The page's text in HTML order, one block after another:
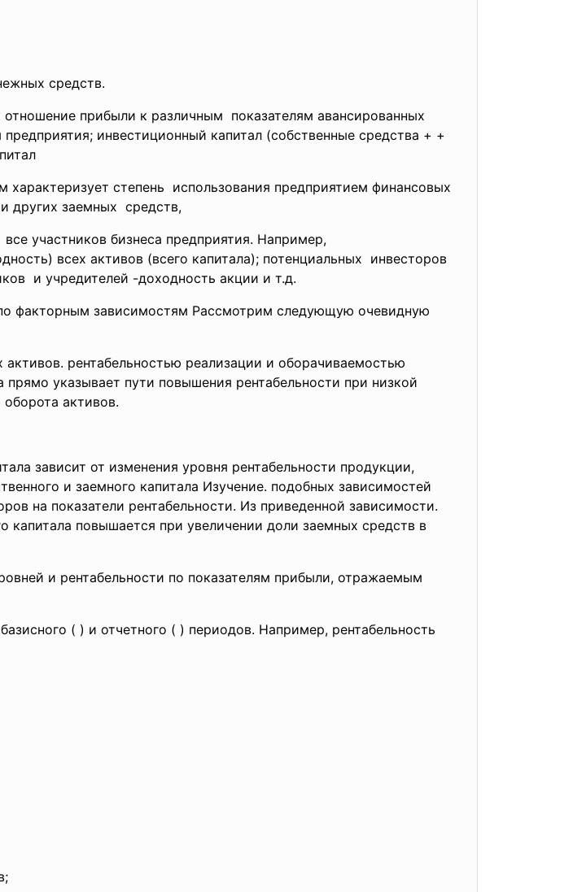
средств.
отношение прибыли к различным показателям авансированных
инвестиционный капитал (собственные средства + +
характеризует степень использования предприятием финансовых
других заемных средств,
участников бизнеса предприятия. Например,
всех активов (всего капитала); потенциальных инвесторов
и учредителей -доходность акции и т.д.
факторным зависимостям Рассмотрим следующую очевидную
рентабельностью реализации и оборачиваемостью
указывает пути повышения рентабельности при низкой
активов.
зависит от изменения уровня рентабельности продукции,
и заемного капитала Изучение. подобных зависимостей
на показатели рентабельности. Из приведенной зависимости.
капитала повышается при увеличении доли заемных средств в
и рентабельности по показателям прибыли, отражаемым
( ) и отчетного ( ) периодов. Например, рентабельность